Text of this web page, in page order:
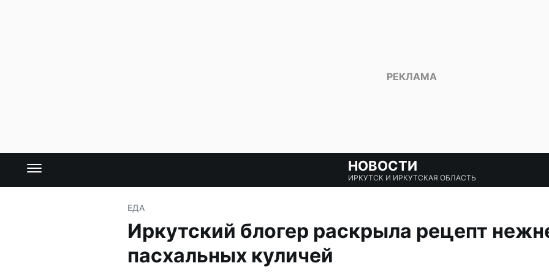
НОВОСТИ
ИРКУТСК И ИРКУТСКАЯ ОБЛАСТЬ
ЕДА
Иркутский блогер раскрыла рецепт
пасхальных куличей